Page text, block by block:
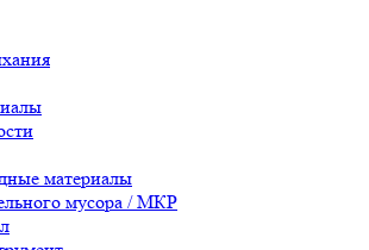
материалы
мусора / МКР